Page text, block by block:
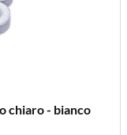
chiaro - bianco